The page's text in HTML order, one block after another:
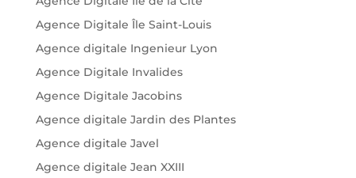
Agence Digitale Île Saint-Louis
Agence digitale Ingenieur Lyon
Agence Digitale Invalides
Agence Digitale Jacobins
Agence digitale Jardin des Plantes
Agence digitale Javel
Agence digitale Jean XXIII